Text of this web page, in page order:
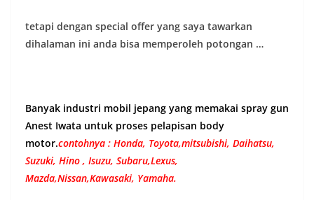
tetapi dengan special offer yang saya tawarkan
dihalaman ini anda bisa memperoleh potongan …
Banyak industri mobil jepang yang memakai spray gun
Anest Iwata untuk proses pelapisan body
motor.contohnya : Honda, Toyota,mitsubishi, Daihatsu,
Suzuki, Hino , Isuzu, Subaru,Lexus,
Mazda,Nissan,Kawasaki, Yamaha.